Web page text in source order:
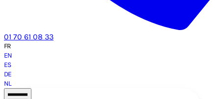
01 70 61 08 33
FR
EN
ES
DE
NL